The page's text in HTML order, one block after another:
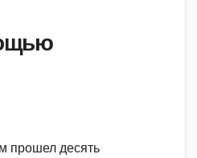
прошел десять